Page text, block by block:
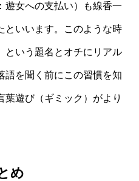
遊女への支払い）も線香一
といいます。このような時
という題名とオチにリアル
語を聞く前にこの習慣を知
葉遊び（ギミック）がより
め